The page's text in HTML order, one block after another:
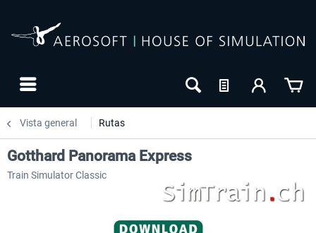
Vista general Rutas
Gotthard Panorama Express
Train Simulator Classic